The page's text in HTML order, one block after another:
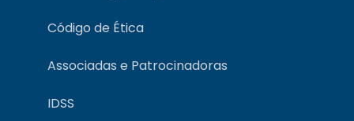
Código de Ética
Associadas e Patrocinadoras
IDSS